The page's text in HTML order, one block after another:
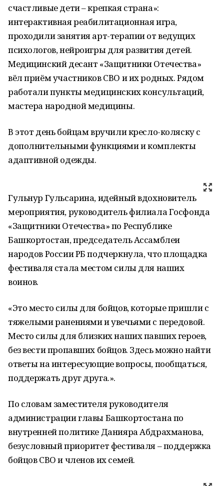
счастливые дети – крепкая страна»:
интерактивная реабилитационная игра,
проходили занятия арт-терапии от ведущих
психологов, нейроигры для развития детей.
Медицинский десант «Защитники Отечества»
вёл приём участников СВО и их родных. Рядом
работали пункты медицинских консультаций,
мастера народной медицины.
В этот день бойцам вручили кресло-коляску с
дополнительными функциями и комплекты
адаптивной одежды.
Гульнур Гульсарина, идейный вдохновитель
мероприятия, руководитель филиала Госфонда
«Защитники Отечества» по Республике
Башкортостан, председатель Ассамблеи
народов России РБ подчеркнула, что площадка
фестиваля стала местом силы для наших
воинов.
«Это место силы для бойцов, которые пришли с
тяжелыми ранениями и увечьями с передовой.
Место силы для близких наших павших героев,
без вести пропавших бойцов. Здесь можно найти
ответы на интересующие вопросы, пообщаться,
поддержать друг друга.».
По словам заместителя руководителя
администрации главы Башкортостана по
внутренней политике Данияра Абдрахманова,
безусловный приоритет фестиваля – поддержка
бойцов СВО и членов их семей.